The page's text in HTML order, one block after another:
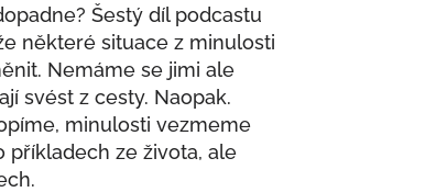
Šestý díl podcastu
některé situace z minulosti
Nemáme se jimi ale
svést z cesty. Naopak.
minulosti vezmeme
příkladech ze života, ale